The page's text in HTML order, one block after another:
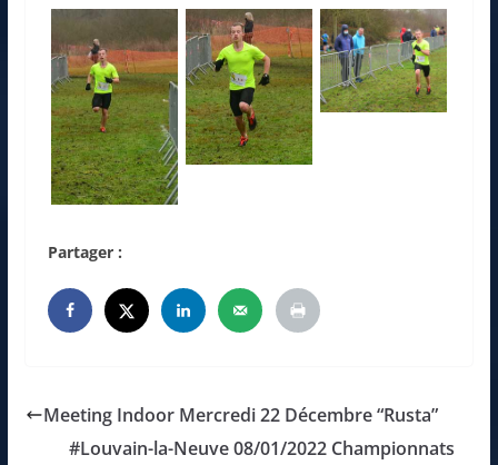
Partager :
Meeting Indoor Mercredi 22 Décembre “Rusta”
#Louvain-la-Neuve 08/01/2022 Championnats